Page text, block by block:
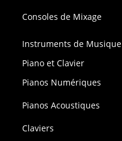
Consoles de Mixage
Instruments de Musique
Piano et Clavier
Pianos Numériques
Pianos Acoustiques
Claviers